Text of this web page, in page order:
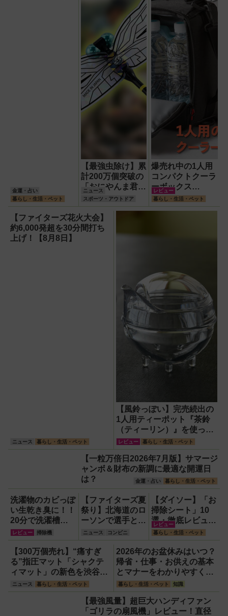
金運・占い
暮らし・生活・ペット
【最強虫除け】累
計200万個突破の
「おにやんま君
®」に進化版『ス
ーパーおにやんま
君®』が登場！効
果や違い、ペッ
ト・子供への安心
ニュース
スポーツ・アウトドア
爆売れ中の1人用
コンパクトクーラ
ーボックス
HUGEL「エアロ
ゲルソフトクーラ
レビュー
暮らし・生活・ペット
【ファイターズ花火大会】
約6,000発超を30分間打ち
上げ！【8月8日】
ニュース 暮らし・生活・ペット
【風鈴っぽい】完売続出の
1人用ティーポット『茶鈴
（ティーリン）』を使って
みた！川越の風鈴から着想
を得たかわいい見た目のリ
アルな使い勝手を徹底解説
レビュー 暮らし・生活・ペット
【一粒万倍日2026年7月版】サマージ
ャンボ＆財布の新調に最適な開運日
は？
金運・占い 暮らし・生活・ペット
洗濯物のカビっぽ
い生乾き臭に！！
20分で洗濯槽大
洗浄できるカビト
ルネードNeo縦型
用をガチ検証して
分かった消臭効果
レビュー 掃除機
【ファイターズ夏
祭り】北海道のロ
ーソンで選手とコ
ラボ商品発売！
「伊藤投手の海鮮
チゲラーメン」や
「ブルーサイダ
ー」ほか
ニュース コンビニ
【ダイソー】「お
掃除シート」10
選・徹底レビュ
ー！【成分比較表
付き】
レビュー
暮らし・生活・ペット
【300万個売れ】“痛すぎ
る”指圧マット「シャクテ
ィマット」の新色を渋谷で
体験できるイベント開催！
ニュース 暮らし・生活・ペット
2026年のお盆休みはいつ？
帰省・仕事・お供えの基本
とマナーをわかりやすく解
説
暮らし・生活・ペット 知識
【最強風量】超巨大ハンディファン
「ゴリラの扇風機」レビュー！直径